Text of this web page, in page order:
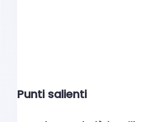
Punti salienti